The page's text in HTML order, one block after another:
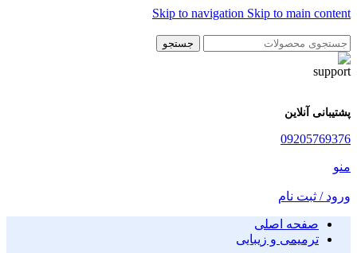
Skip to navigation Skip to main content
جستجو
پشتیبانی آنلاین
09205769376
منو
ورود / ثبت نام
صفحه اصلی
ترمیمی و زیبایی